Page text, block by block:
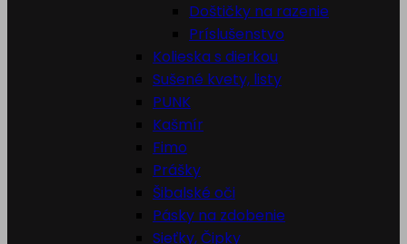
Doštičky na razenie
Príslušenstvo
Kolieska s dierkou
Sušené kvety, listy
PUNK
Kašmír
Fimo
Prášky
Šibalské oči
Pásky na zdobenie
Sieťky, Čipky